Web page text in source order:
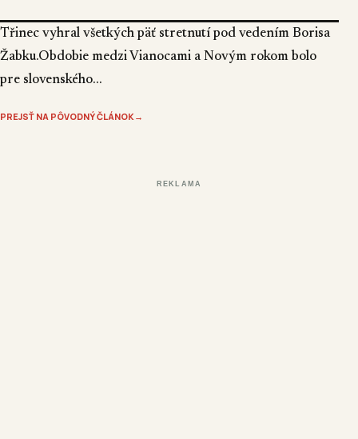
Třinec vyhral všetkých päť stretnutí pod vedením Borisa
Žabku.Obdobie medzi Vianocami a Novým rokom bolo
pre slovenského...
PREJSŤ NA PÔVODNÝ ČLÁNOK →
REKLAMA